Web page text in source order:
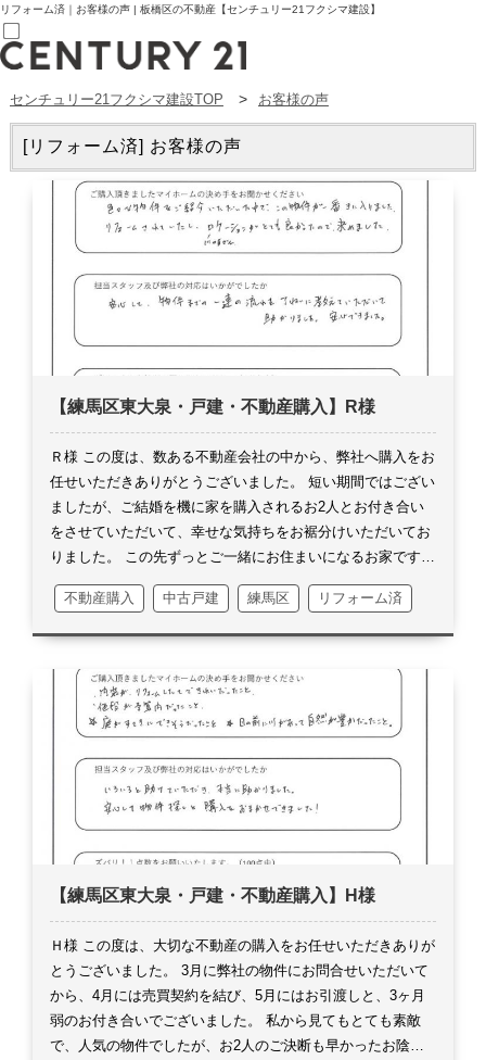
リフォーム済｜お客様の声 | 板橋区の不動産【センチュリー21フクシマ建設】
売買部
0120-800-844
賃貸部
会員メニュー
お気に入り物件一覧
物件閲覧履歴
条件から探す
町名から探す
マップで探す
住宅ローン控除シミュレータ
新築戸建て
中古戸建て
マンション
センチュリー21フクシマ建設TOP お客様の声
[リフォーム済] お客様の声
【練馬区東大泉・戸建・不動産購入】R様
Ｒ様 この度は、数ある不動産会社の中から、弊社へ購入をお
任せいただきありがとうございました。 短い期間ではござい
ましたが、ご結婚を機に家を購入されるお2人とお付き合い
をさせていただいて、幸せな気持ちをお裾分けいただいてお
りました。
この先ずっとご一緒にお住まいになるお家ですの
で、勇気のいるご決断だったかと思います。複数件ご案内さ
せていただきましたが、私の中でも文句なしの1番良い物件
だったと思っておりますので、無事に引渡まで終えられてホ
後まで信頼してお任せいただき、心より感謝しております。
お引越しが無事に済みましたら、是非改めてお礼に伺いたく
思っております。お取引は終えましたが、末永いお付き合い
ができますと嬉しく思います。今後とも何かございました
ら、いつでもご連絡お待ちしております。
度は誠にありがとうございました。
不動産購入 中古戸建 練馬区 リフォーム済
【練馬区東大泉・戸建・不動産購入】H様
Ｈ様 この度は、大切な不動産の購入をお任せいただきありが
とうございました。 3月に弊社の物件にお問合せいただいて
から、4月には売買契約を結び、5月にはお引渡しと、3ヶ月
弱のお付き合いでございました。 私から見てもとても素敵
で、人気の物件でしたが、お2人のご決断も早かったお陰